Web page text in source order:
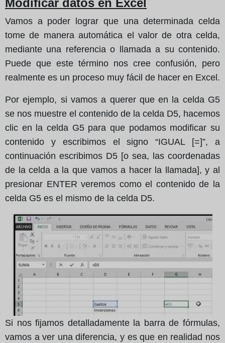
Modificar datos en Excel
Vamos a poder lograr que una determinada celda
tome de manera automática el valor de otra celda,
mediante una referencia o llamada a su contenido.
Puede que este término nos cree confusión, pero
realmente es un proceso muy fácil de hacer en Excel.
Por ejemplo, si vamos a querer que en la celda G5
se nos muestre el contenido de la celda D5, hacemos
clic en la celda G5 para que podamos modificar su
contenido y escribimos el signo “IGUAL [=]”, a
continuación escribimos D5 [o sea, las coordenadas
de la celda a la que vamos a hacer la llamada], y al
presionar ENTER veremos como el contenido de la
celda G5 es el mismo de la celda D5.
Si nos fijamos detalladamente la barra de fórmulas,
vamos a ver una diferencia, y es que en realidad nos